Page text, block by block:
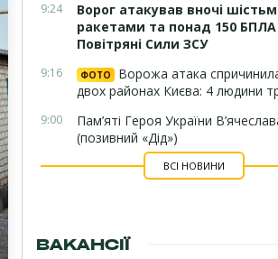
9:24
Ворог атакував вночі
ракетами та понад 150
Повітряні Сили ЗСУ
9:16 ФОТО
Ворожа атака
двох районах Києва: 4 людини
9:00
Пам’яті Героя України
(позивний «Дід»)
ВСІ НОВИНИ
ВАКАНСІЇ